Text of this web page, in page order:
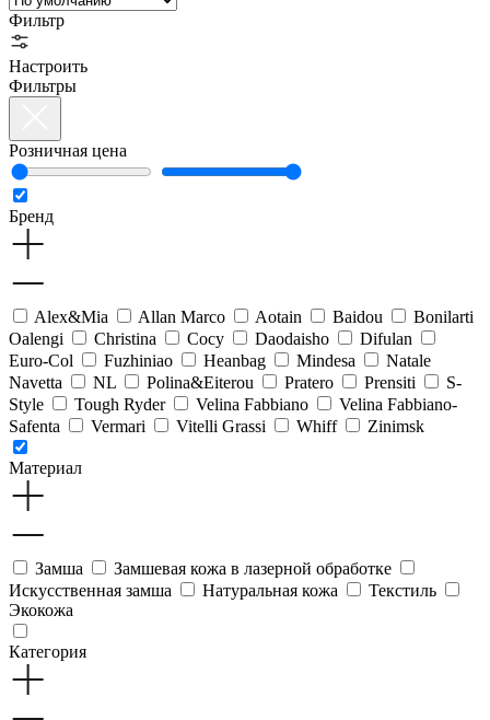
Фильтр
Настроить
Фильтры
Розничная цена
Бренд
Alex&Mia Allan Marco Aotain Baidou
Bonilarti
Oalengi
Christina Cocy Daodaisho
Difulan
Euro-Col
Fuzhiniao Heanbag Mindesa
Natale
Navetta
NL Polina&Eiterou Pratero Prensiti
S-
Style
Tough Ryder Velina Fabbiano
Velina Fabbiano-
Safenta
Vermari Vitelli Grassi Whiff Zinimsk
Материал
Замша
Замшевая кожа в лазерной обработке
Искусственная замша
Натуральная кожа
Текстиль
Экокожа
Категория